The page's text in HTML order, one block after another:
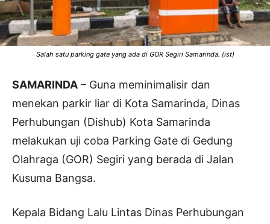
Salah satu parking gate yang ada di GOR Segiri Samarinda. (ist)
SAMARINDA – Guna meminimalisir dan
menekan parkir liar di Kota Samarinda, Dinas
Perhubungan (Dishub) Kota Samarinda
melakukan uji coba Parking Gate di Gedung
Olahraga (GOR) Segiri yang berada di Jalan
Kusuma Bangsa.
Kepala Bidang Lalu Lintas Dinas Perhubungan